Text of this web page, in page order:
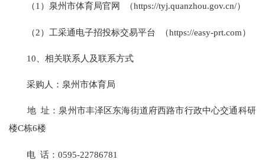
（1）泉州市体育局官网 （https://tyj.quanzhou.gov.cn/）
（2）工采通电子招投标交易平台 （https://easy-prt.com）
10、相关联系人及联系方式
采购人：泉州市体育局
地 址：泉州市丰泽区东海街道府西路市行政中心交通科研
楼C栋6楼
电 话：0595-22786781